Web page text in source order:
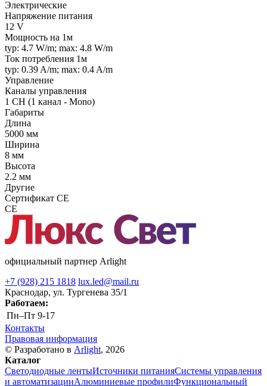
Электрические
Напряжение питания
12 V
Мощность на 1м
typ: 4.7 W/m; max: 4.8 W/m
Ток потребления 1м
typ: 0.39 A/m; max: 0.4 A/m
Управление
Каналы управления
1 CH (1 канал - Mono)
Габариты
Длина
5000 мм
Ширина
8 мм
Высота
2.2 мм
Другие
Сертификат CE
CE
официальный партнер Arlight
+7 (928) 215 1818 lux.led@mail.ru
Краснодар, ул. Тургенева 35/1
Работаем:
Пн–Пт 9-17
Контакты
Правовая информация
© Разработано в Arlight, 2026
Каталог
Светодиодные лентыИсточники питанияСистемы управления
и автоматизацииАлюминиевые профилиФункциональный